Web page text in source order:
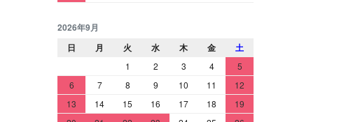
2026年9月
日
月 火 水 木 金 土
1 2 3 4
5
6
7 8 9 10 11
12
13
14 15 16 17 18
19